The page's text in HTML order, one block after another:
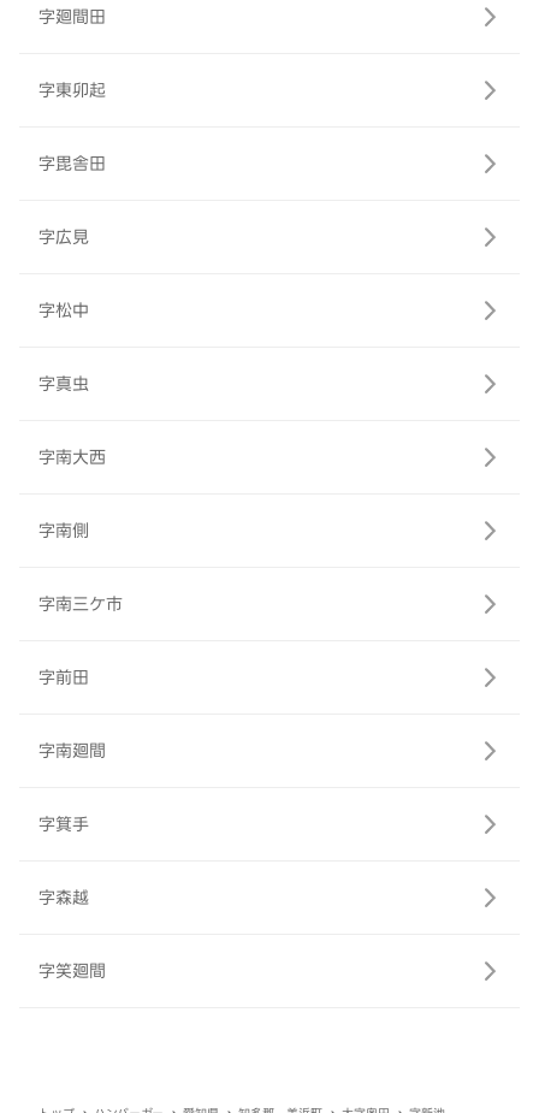
字廻間田
字東卯起
字毘舎田
字広見
字松中
字真虫
字南大西
字南側
字南三ケ市
字前田
字南廻間
字箕手
字森越
字笑廻間